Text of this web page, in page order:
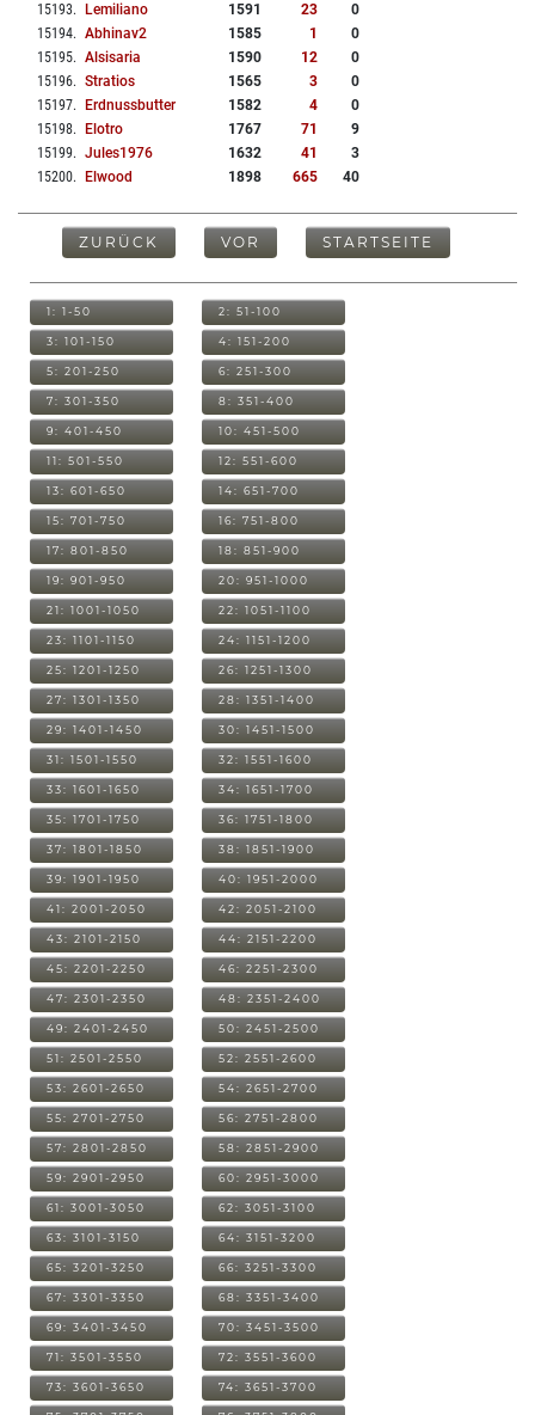
15193. Lemiliano 1591 23
0
15194. Abhinav2 1585 1
0
15195. Alsisaria 1590 12
0
15196. Stratios 1565 3
0
15197. Erdnussbutter 1582 4
0
15198. Elotro 1767 71
9
15199. Jules1976 1632 41
3
15200. Elwood 1898 665 40
ZURÜCK VOR STARTSEITE
1: 1-50 2: 51-100
3: 101-150 4: 151-200
5: 201-250 6: 251-300
7: 301-350 8: 351-400
9: 401-450 10: 451-500
11: 501-550 12: 551-600
13: 601-650 14: 651-700
15: 701-750 16: 751-800
17: 801-850 18: 851-900
19: 901-950 20: 951-1000
21: 1001-1050 22: 1051-1100
23: 1101-1150 24: 1151-1200
25: 1201-1250 26: 1251-1300
27: 1301-1350 28: 1351-1400
29: 1401-1450 30: 1451-1500
31: 1501-1550 32: 1551-1600
33: 1601-1650 34: 1651-1700
35: 1701-1750 36: 1751-1800
37: 1801-1850 38: 1851-1900
39: 1901-1950 40: 1951-2000
41: 2001-2050 42: 2051-2100
43: 2101-2150 44: 2151-2200
45: 2201-2250 46: 2251-2300
47: 2301-2350 48: 2351-2400
49: 2401-2450 50: 2451-2500
51: 2501-2550 52: 2551-2600
53: 2601-2650 54: 2651-2700
55: 2701-2750 56: 2751-2800
57: 2801-2850 58: 2851-2900
59: 2901-2950 60: 2951-3000
61: 3001-3050 62: 3051-3100
63: 3101-3150 64: 3151-3200
65: 3201-3250 66: 3251-3300
67: 3301-3350 68: 3351-3400
69: 3401-3450 70: 3451-3500
71: 3501-3550 72: 3551-3600
73: 3601-3650 74: 3651-3700